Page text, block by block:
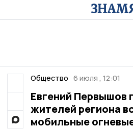
Общество 6 июля , 12:01
Евгений Первышов
жителей региона
мобильные